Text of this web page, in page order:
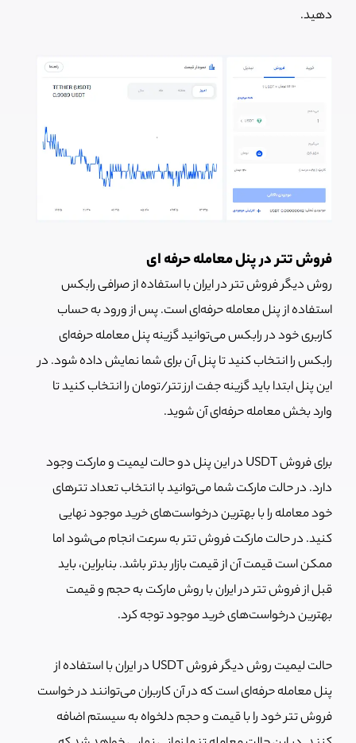
دهید.
فروش تتر در پنل معامله حرفه ای
روش دیگر فروش تتر در ایران با استفاده از صرافی رابکس
استفاده از پنل معامله حرفه‌ای است. پس از ورود به حساب
کاربری خود در رابکس می‌توانید گزینه پنل معامله حرفه‌ای
رابکس را انتخاب کنید تا پنل آن برای شما نمایش داده شود. در
این پنل ابتدا باید گزینه جفت ارز تتر/تومان را انتخاب کنید تا
وارد بخش معامله حرفه‌ای آن شوید.
برای فروش USDT در این پنل دو حالت لیمیت و مارکت وجود
دارد. در حالت مارکت شما می‌توانید با انتخاب تعداد تترهای
خود معامله را با بهترین درخواست‌های خرید موجود نهایی
کنید. در حالت مارکت فروش تتر به سرعت انجام می‌شود اما
ممکن است قیمت آن از قیمت بازار بدتر باشد. بنابراین، باید
قبل از فروش تتر در ایران با روش مارکت به حجم و قیمت
بهترین درخواست‌های خرید موجود توجه کرد.
حالت لیمیت روش دیگر فروش USDT در ایران با استفاده از
پنل معامله حرفه‌ای است که در آن کاربران می‌توانند در خواست
فروش تتر خود را با قیمت و حجم دلخواه به سیستم اضافه